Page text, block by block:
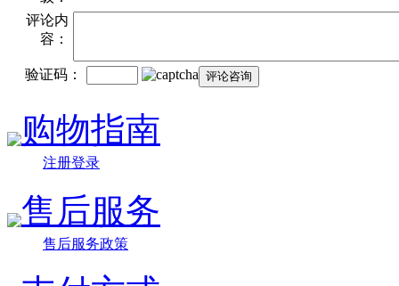
评论内
容：
验证码：
购物指南
注册登录
售后服务
售后服务政策